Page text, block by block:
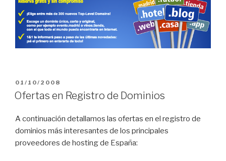
PUBLICADO
EL
01/10/2008
Ofertas en Registro de Dominios
A continuación detallamos las ofertas en el registro de
dominios más interesantes de los principales
proveedores de hosting de España: